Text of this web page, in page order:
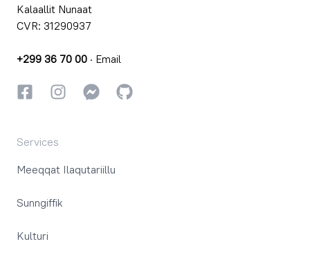
Kalaallit Nunaat
CVR: 31290937
+299 36 70 00 · Email
FacebookkiInstagrammiInstagrammi
GitHub
Services
Meeqqat Ilaqutariillu
Sunngiffik
Kulturi